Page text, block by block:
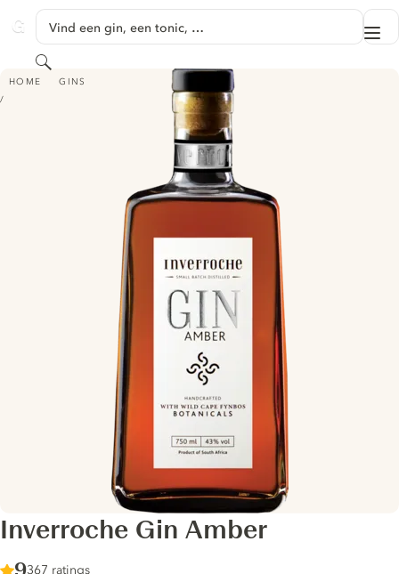
GINVENTORY
Vind een gin, een tonic, …
Zoeken
HOME GINS
INVERROCHE GIN AMBER
Inverroche Gin Amber
367 ratings